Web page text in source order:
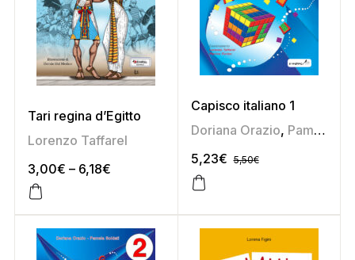
Tari regina d’Egitto
Lorenzo Taffarel
3,00€ – 6,18€
Capisco italiano 1
Doriana Orazio, Pamela Soldati
5,23€ 5,50€